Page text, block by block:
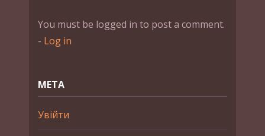
You must be logged in to post a comment.
- Log in
МЕТА
Увійти